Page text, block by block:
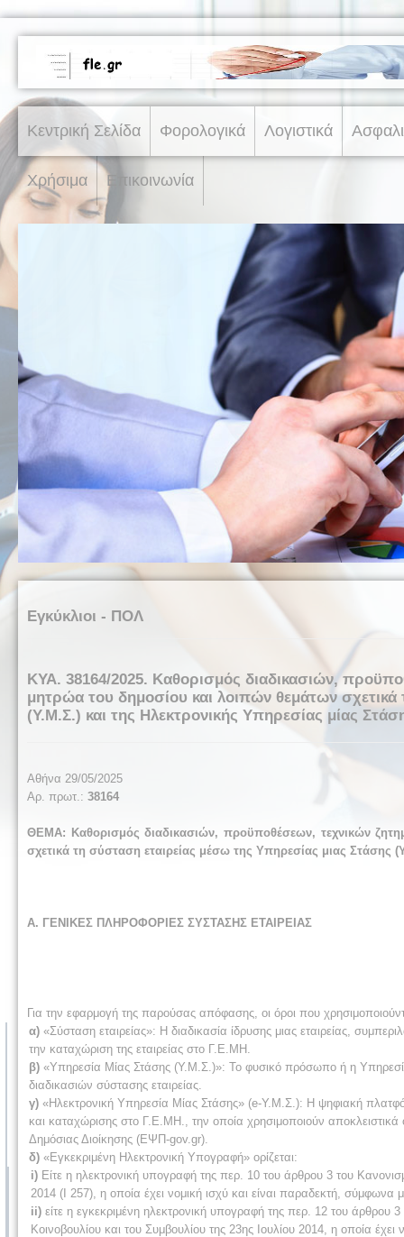
Κεντρική Σελίδα Φορολογικά Λογιστικά
Χρήσιμα Επικοινωνία
Εγκύκλιοι - ΠΟΛ
ΚΥΑ. 38164/2025. Καθορισμός διαδικασιών,
μητρώα του δημοσίου και λοιπών θεμάτων
(Υ.Μ.Σ.) και της Ηλεκτρονικής Υπηρεσίας μίας
Αθήνα 29/05/2025
Αρ. πρωτ.: 38164
ΘΕΜΑ: Καθορισμός διαδικασιών, προϋποθέσεων, τεχνικών
σχετικά τη σύσταση εταιρείας μέσω της Υπηρεσίας μιας
Α. ΓΕΝΙΚΕΣ ΠΛΗΡΟΦΟΡΙΕΣ ΣΥΣΤΑΣΗΣ ΕΤΑΙΡΕΙΑΣ
Για την εφαρμογή της παρούσας απόφασης, οι όροι που
α) «Σύσταση εταιρείας»: Η διαδικασία ίδρυσης μιας εταιρείας,
την καταχώριση της εταιρείας στο Γ.Ε.ΜΗ.
β) «Υπηρεσία Μίας Στάσης (Υ.Μ.Σ.)»: Το φυσικό πρόσωπο ή η
διαδικασιών σύστασης εταιρείας.
γ) «Ηλεκτρονική Υπηρεσία Μίας Στάσης» (e-Υ.Μ.Σ.): Η ψηφιακή
και καταχώρισης στο Γ.Ε.ΜΗ., την οποία χρησιμοποιούν αποκλειστικά
Δημόσιας Διοίκησης (ΕΨΠ-gov.gr).
δ) «Εγκεκριμένη Ηλεκτρονική Υπογραφή» ορίζεται:
i) Είτε η ηλεκτρονική υπογραφή της περ. 10 του άρθρου 3 του
2014 (Ι 257), η οποία έχει νομική ισχύ και είναι παραδεκτή,
ii) είτε η εγκεκριμένη ηλεκτρονική υπογραφή της περ. 12 του
Κοινοβουλίου και του Συμβουλίου της 23ης Ιουλίου 2014, η οποία